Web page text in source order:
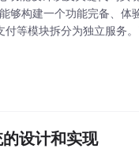
够构建一个功能完备、体
等模块拆分为独立服务
设计和实现